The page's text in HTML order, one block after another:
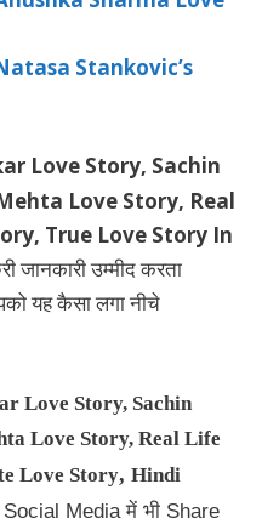
Stankovic’s
Love Story, Sachin
Love Story, Real
, True Love Story In
जानकारीउम्मीद करता
यह कैसा लगा नीचे
Love Story, Sachin
Love Story, Real Life
Love Story, Hindi
Media में भी Share